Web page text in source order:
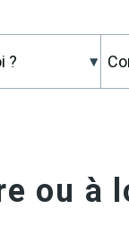
ou à